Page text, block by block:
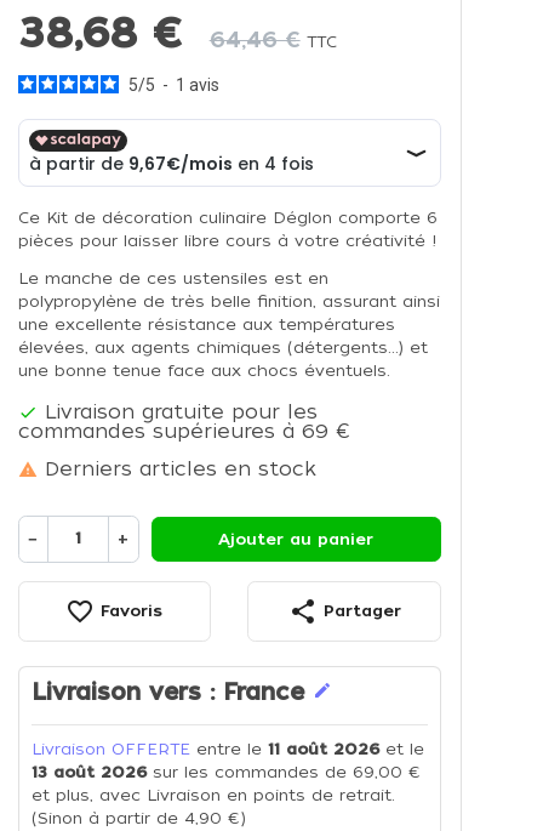
38,68 € 64,46 € TTC
5/5 - 1 avis
Ce Kit de décoration culinaire Déglon comporte 6
pièces pour laisser libre cours à votre créativité !
Le manche de ces ustensiles est en
polypropylène de très belle finition, assurant ainsi
une excellente résistance aux températures
élevées, aux agents chimiques (détergents...) et
une bonne tenue face aux chocs éventuels.
 Livraison gratuite pour les
commandes supérieures à 69 €
 Derniers articles en stock
− + Ajouter au panier
favorite_border Favoris share Partager
Livraison vers : France edit
Livraison OFFERTE entre le 11 août 2026et le
13 août 2026sur les commandes de 69,00 €
et plus, avec Livraison en points de retrait.
(Sinon à partir de 4,90 €)